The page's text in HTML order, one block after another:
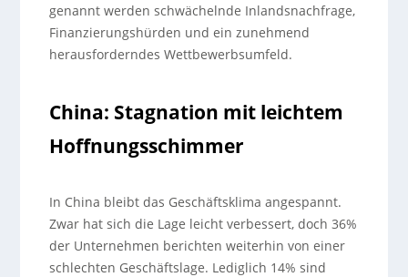
genannt werden schwächelnde Inlandsnachfrage,
Finanzierungshürden und ein zunehmend
herausforderndes Wettbewerbsumfeld.
China: Stagnation mit leichtem
Hoffnungsschimmer
In China bleibt das Geschäftsklima angespannt.
Zwar hat sich die Lage leicht verbessert, doch 36%
der Unternehmen berichten weiterhin von einer
schlechten Geschäftslage. Lediglich 14% sind